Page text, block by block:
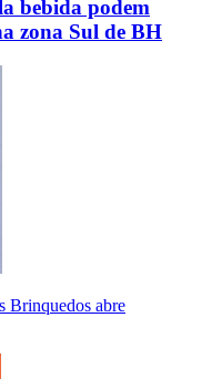
bebida podem
zona Sul de BH
Brinquedos abre